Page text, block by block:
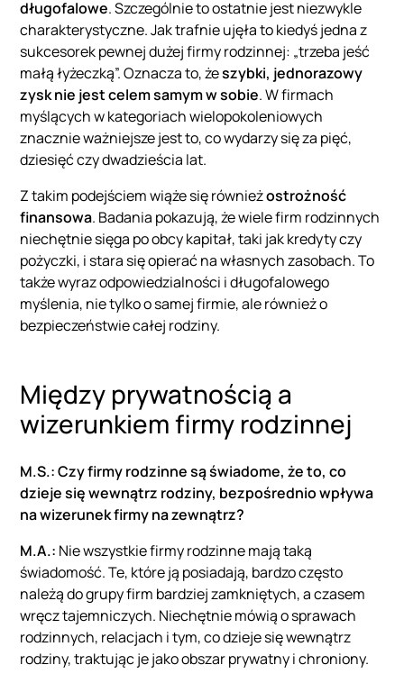
długofalowe. Szczególnie to ostatnie jest niezwykle
charakterystyczne. Jak trafnie ujęła to kiedyś jedna z
sukcesorek pewnej dużej firmy rodzinnej: „trzeba jeść
małą łyżeczką”. Oznacza to, żeszybki, jednorazowy
zysk nie jest celem samym w sobie. W firmach
myślących w kategoriach wielopokoleniowych
znacznie ważniejsze jest to, co wydarzy się za pięć,
dziesięć czy dwadzieścia lat.
Z takim podejściem wiąże się równieżostrożność
finansowa. Badania pokazują, że wiele firm rodzinnych
niechętnie sięga po obcy kapitał, taki jak kredyty czy
pożyczki, i stara się opierać na własnych zasobach. To
także wyraz odpowiedzialności i długofalowego
myślenia, nie tylko o samej firmie, ale również o
bezpieczeństwie całej rodziny.
Między prywatnością a
wizerunkiem firmy rodzinnej
M.S.: Czy firmy rodzinne są świadome, że to, co
dzieje się wewnątrz rodziny, bezpośrednio wpływa
na wizerunek firmy na zewnątrz?
M.A.: Nie wszystkie firmy rodzinne mają taką
świadomość. Te, które ją posiadają, bardzo często
należą do grupy firm bardziej zamkniętych, a czasem
wręcz tajemniczych. Niechętnie mówią o sprawach
rodzinnych, relacjach i tym, co dzieje się wewnątrz
rodziny, traktując je jako obszar prywatny i chroniony.